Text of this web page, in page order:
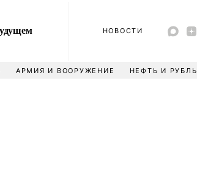
НОВОСТИ
АРМИЯ И ВООРУЖЕНИЕ НЕФТЬ И РУБЛЬ